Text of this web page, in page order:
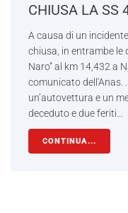
CHIUSA LA SS
A causa di un
chiusa, in entrambe le
Naro” al km 14,432 a
comunicato dell'Anas.
un’autovettura e un
deceduto e due feriti...
CONTINUA...